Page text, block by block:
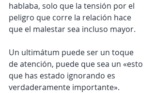
hablaba, solo que la tensión por el
peligro que corre la relación hace
que el malestar sea incluso mayor.
Un ultimátum puede ser un toque
de atención, puede que sea un «esto
que has estado ignorando es
verdaderamente importante».